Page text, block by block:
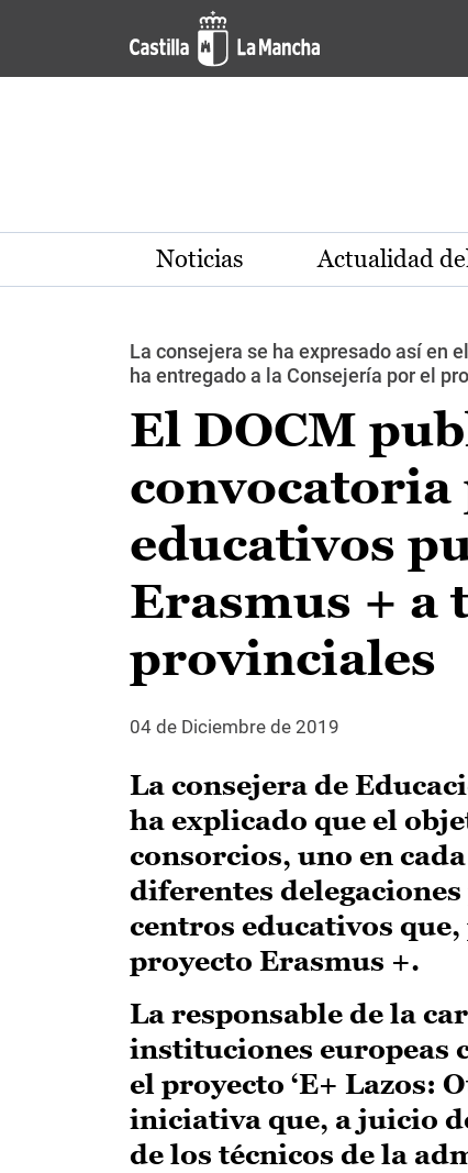
Pasar al contenido principal
Noticias Actualidad
La consejera se ha expresado así en
ha entregado a la Consejería por el
El DOCM
convocatoria
educativos
Erasmus + a
provinciales
04 de Diciembre de 2019
La consejera de
ha explicado que el
consorcios, uno en
diferentes
centros educativos
proyecto Erasmus +.
La responsable de la
instituciones europeas
el proyecto ‘E+ Lazos:
iniciativa que, a juicio
de los técnicos de la